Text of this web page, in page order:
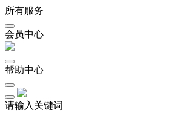
所有服务
会员中心
帮助中心
请输入关键词